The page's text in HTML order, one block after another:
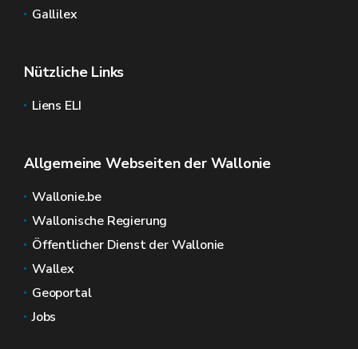
Gallilex
Nützliche Links
Liens ELI
Allgemeine Webseiten der Wallonie
Wallonie.be
Wallonische Regierung
Öffentlicher Dienst der Wallonie
Wallex
Geoportal
Jobs